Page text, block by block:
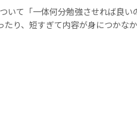
いて「一体何分勉強させれば良
たり、短すぎて内容が身につかな